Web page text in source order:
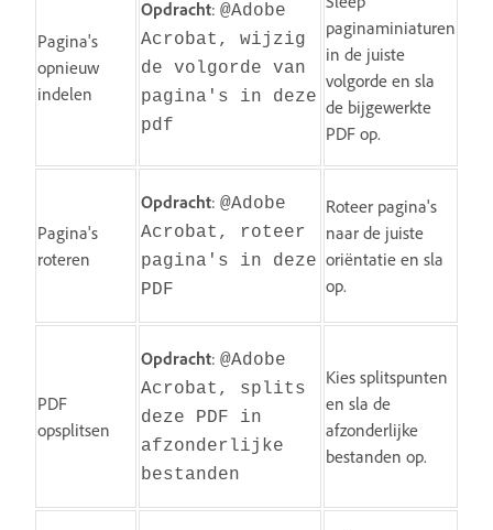
Pagina's
opnieuw
indelen
Opdracht: @Adobe
Acrobat, wijzig
de volgorde van
pagina's in deze
pdf
paginaminiaturen
in de juiste
volgorde en sla
de bijgewerkte
PDF op.
Pagina's
roteren
Opdracht: @Adobe
Acrobat, roteer
pagina's in deze
PDF
Roteer pagina's
naar de juiste
oriëntatie en sla
op.
PDF
opsplitsen
Opdracht: @Adobe
Acrobat, splits
deze PDF in
afzonderlijke
bestanden
Kies splitspunten
en sla de
afzonderlijke
bestanden op.